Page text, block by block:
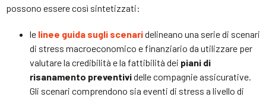
possono essere così sintetizzati:
le linee guida sugli scenaridelineano una serie di scenari
di stress macroeconomico e finanziario da utilizzare per
valutare la credibilità e la fattibilità dei piani di
risanamento preventividelle compagnie assicurative.
Gli scenari comprendono sia eventi di stress a livello di